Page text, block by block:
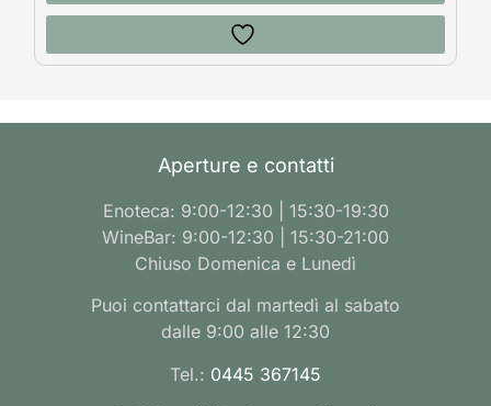
Aperture e contatti
Enoteca: 9:00-12:30 | 15:30-19:30
WineBar: 9:00-12:30 | 15:30-21:00
Chiuso Domenica e Lunedì
Puoi contattarci dal martedì al sabato
dalle 9:00 alle 12:30
Tel.: 0445 367145